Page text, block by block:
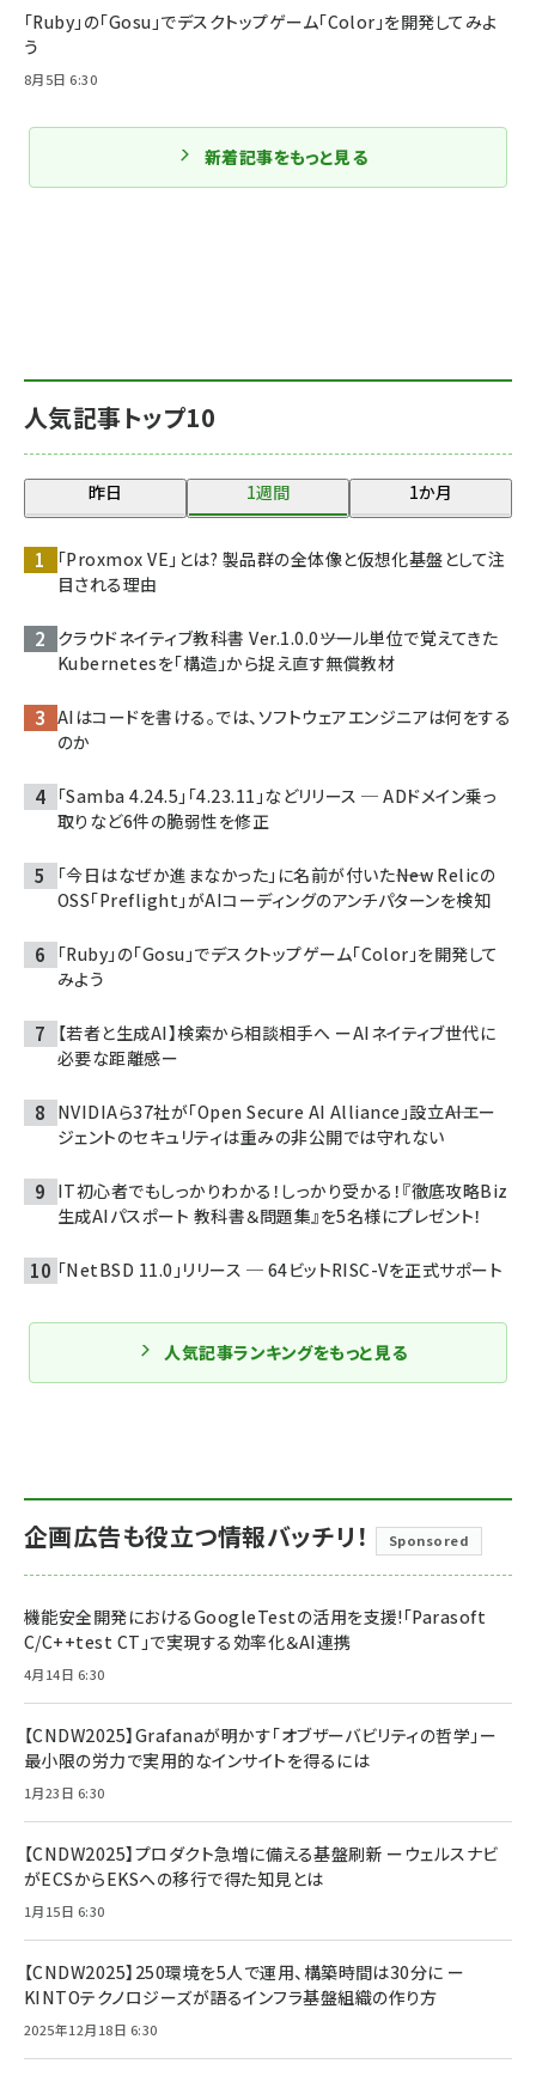
人気記事トップ10
昨日 1週間 1か月
「Proxmox VE」とは? 製品群の全体像と仮想化基盤として注
目される理由
クラウドネイティブ教科書 Ver.1.0.0――ツール単位で覚えてきた
Kubernetesを「構造」から捉え直す無償教材
AIはコードを書ける。では、ソフトウェアエンジニアは何をする
のか
「Samba 4.24.5」「4.23.11」などリリース ─ ADドメイン乗っ
取りなど6件の脆弱性を修正
「今日はなぜか進まなかった」に名前が付いた――New Relicの
OSS「Preflight」がAIコーディングのアンチパターンを検知
「Ruby」の「Gosu」でデスクトップゲーム「Color」を開発して
みよう
【若者と生成AI】検索から相談相手へ ーAIネイティブ世代に
必要な距離感ー
NVIDIAら37社が「Open Secure AI Alliance」設立――AIエー
ジェントのセキュリティは重みの非公開では守れない
IT初心者でもしっかりわかる！しっかり受かる！『徹底攻略Biz
生成AIパスポート 教科書＆問題集』を5名様にプレゼント！
「NetBSD 11.0」リリース ─ 64ビットRISC-Vを正式サポート
人気記事ランキングをもっと見る
「Ruby」の「Gosu」でデスクトップゲーム「Color」を開発してみよ
う
8月5日 6:30
新着記事をもっと見る
企画広告も役立つ情報バッチリ！ Sponsored
機能安全開発におけるGoogleTestの活用を支援!「Parasoft
C/C++test CT」で実現する効率化＆AI連携
4月14日 6:30
【CNDW2025】Grafanaが明かす「オブザーバビリティの哲学」ー
最小限の労力で実用的なインサイトを得るには
1月23日 6:30
【CNDW2025】プロダクト急増に備える基盤刷新 ーウェルスナビ
がECSからEKSへの移行で得た知見とは
1月15日 6:30
【CNDW2025】250環境を5人で運用、構築時間は30分に ー
KINTOテクノロジーズが語るインフラ基盤組織の作り方
2025年12月18日 6:30